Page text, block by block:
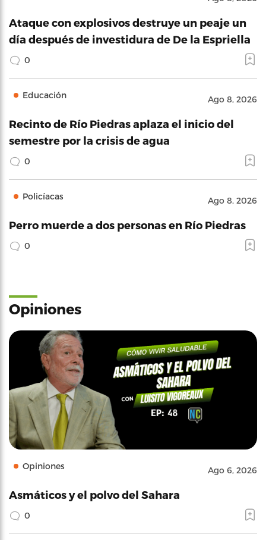
Ataque con explosivos destruye un peaje un
día después de investidura de De la Espriella
0
Educación Ago 8, 2026
Recinto de Río Piedras aplaza el inicio del
semestre por la crisis de agua
0
Policíacas Ago 8, 2026
Perro muerde a dos personas en Río Piedras
0
Opiniones
Opiniones Ago 6, 2026
Asmáticos y el polvo del Sahara
0